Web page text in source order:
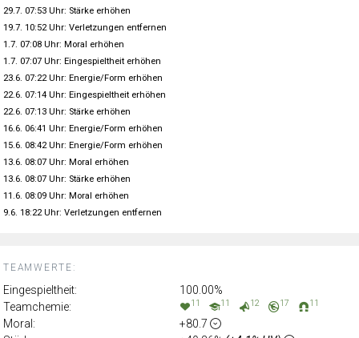
TEAMWERTE:
Eingespieltheit:
100.00%
Teamchemie:
11 11 12 17 11
Moral:
+80.7
29.7. 07:53 Uhr: Stärke erhöhen
19.7. 10:52 Uhr: Verletzungen entfernen
1.7. 07:08 Uhr: Moral erhöhen
1.7. 07:07 Uhr: Eingespieltheit erhöhen
23.6. 07:22 Uhr: Energie/Form erhöhen
22.6. 07:14 Uhr: Eingespieltheit erhöhen
22.6. 07:13 Uhr: Stärke erhöhen
16.6. 06:41 Uhr: Energie/Form erhöhen
15.6. 08:42 Uhr: Energie/Form erhöhen
13.6. 08:07 Uhr: Moral erhöhen
13.6. 08:07 Uhr: Stärke erhöhen
11.6. 08:09 Uhr: Moral erhöhen
9.6. 18:22 Uhr: Verletzungen entfernen